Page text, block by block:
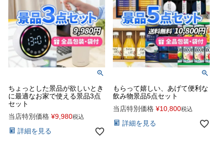
ちょっとした景品が欲しいとき
に最適なお家で使える景品3点
セット
当店特別価格 ¥9,980税込
詳細を見る
もらって嬉しい、あげて便利な
飲み物景品5点セット
当店特別価格 ¥10,800税込
詳細を見る